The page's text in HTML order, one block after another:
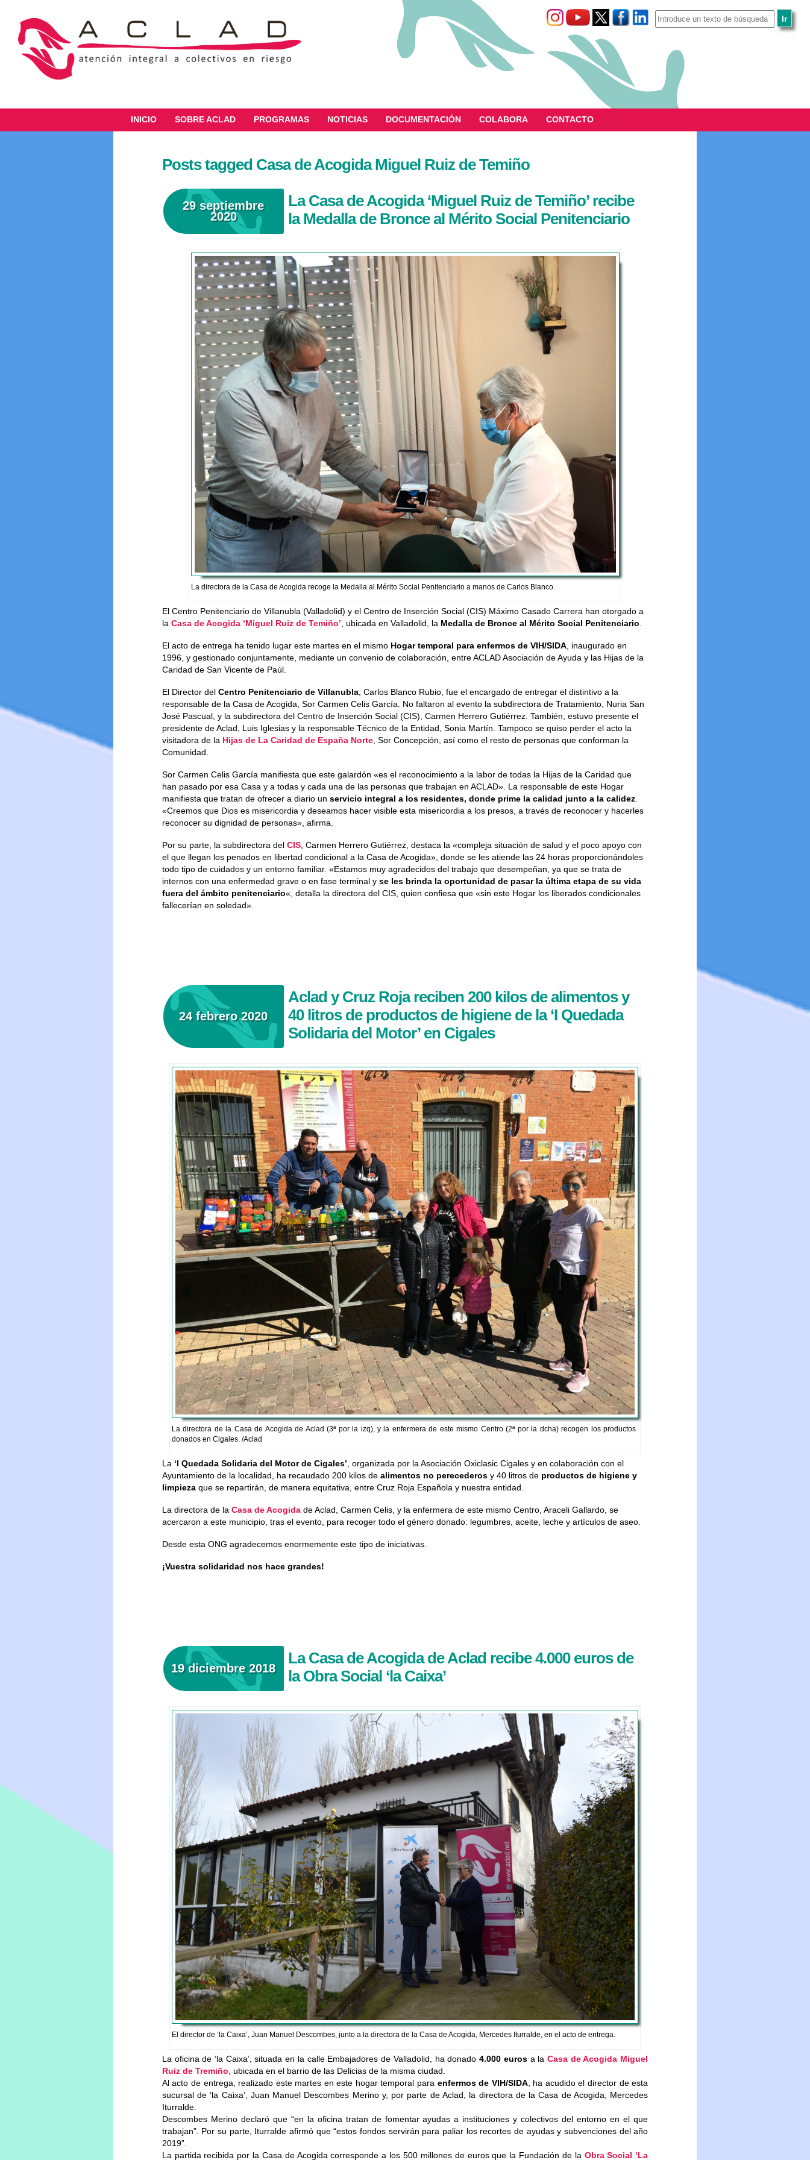
INICIO SOBRE ACLAD PROGRAMAS NOTICIAS DOCUMENTACIÓN COLABORA CONTACTO
Posts tagged Casa de Acogida Miguel Ruiz de Temiño
29 septiembre
2020
La Casa de Acogida ‘Miguel Ruiz de Temiño’ recibe
la Medalla de Bronce al Mérito Social Penitenciario
La directora de la Casa de Acogida recoge la Medalla al Mérito Social Penitenciario a manos de Carlos Blanco.
El Centro Penitenciario de Villanubla (Valladolid) y el Centro de Inserción Social (CIS) Máximo Casado Carrera han otorgado a
la Casa de Acogida ‘Miguel Ruiz de Temiño’ , ubicada en Valladolid, la Medalla de Bronce al Mérito Social Penitenciario
El acto de entrega ha tenido lugar este martes en el mismo Hogar temporal para enfermos de VIH/SIDA, inaugurado en
1996, y gestionado conjuntamente, mediante un convenio de colaboración, entre ACLAD Asociación de Ayuda y las Hijas de la
Caridad de San Vicente de Paúl.
El Director del Centro Penitenciario de Villanubla, Carlos Blanco Rubio, fue el encargado de entregar el distintivo a la
responsable de la Casa de Acogida, Sor Carmen Celis García. No faltaron al evento la subdirectora de Tratamiento, Nuria San
José Pascual, y la subdirectora del Centro de Inserción Social (CIS), Carmen Herrero Gutiérrez. También, estuvo presente el
presidente de Aclad, Luis Iglesias y la responsable Técnico de la Entidad, Sonia Martín. Tampoco se quiso perder el acto la
visitadora de la Hijas de La Caridad de España Norte, Sor Concepción, así como el resto de personas que conforman la
Comunidad.
Sor Carmen Celis García manifiesta que este galardón «es el reconocimiento a la labor de todas la Hijas de la Caridad que
han pasado por esa Casa y a todas y cada una de las personas que trabajan en ACLAD». La responsable de este Hogar
manifiesta que tratan de ofrecer a diario un servicio integral a los residentes, donde prime la calidad junto a la calidez.
«Creemos que Dios es misericordia y deseamos hacer visible esta misericordia a los presos, a través de reconocer y hacerles
reconocer su dignidad de personas», afirma.
Por su parte, la subdirectora del CIS, Carmen Herrero Gutiérrez, destaca la «compleja situación de salud y el poco apoyo con
el que llegan los penados en libertad condicional a la Casa de Acogida», donde se les atiende las 24 horas proporcionándoles
todo tipo de cuidados y un entorno familiar. «Estamos muy agradecidos del trabajo que desempeñan, ya que se trata de
internos con una enfermedad grave o en fase terminal y se les brinda la oportunidad de pasar la última etapa de su vida
fuera del ámbito penitenciario«, detalla la directora del CIS, quien confiesa que «sin este Hogar los liberados condicionales
fallecerían en soledad».
24 febrero 2020
Aclad y Cruz Roja reciben 200 kilos de alimentos y
40 litros de productos de higiene de la ‘I Quedada
Solidaria del Motor’ en Cigales
La directora de la Casa de Acogida de Aclad (3ª por la izq), y la enfermera de este mismo Centro (2ª por la dcha) recogen los productos
donados en Cigales. /Aclad
La ‘I Quedada Solidaria del Motor de Cigales’, organizada por la Asociación Oxiclasic Cigales y en colaboración con el
Ayuntamiento de la localidad, ha recaudado 200 kilos dealimentos no perecederos y 40 litros deproductos de higiene y
limpieza que se repartirán, de manera equitativa, entre Cruz Roja Española y nuestra entidad.
La directora de la Casa de Acogidade Aclad, Carmen Celis, y la enfermera de este mismo Centro, Araceli Gallardo, se
acercaron a este municipio, tras el evento, para recoger todo el género donado: legumbres, aceite, leche y artículos de aseo.
Desde esta ONG agradecemos enormemente este tipo de iniciativas.
¡Vuestra solidaridad nos hace grandes!
19 diciembre 2018
La Casa de Acogida de Aclad recibe 4.000 euros de
la Obra Social ‘la Caixa’
El director de ‘la Caixa’, Juan Manuel Descombes, junto a la directora de la Casa de Acogida, Mercedes Iturralde, en el acto de entrega.
La oficina de ‘la Caixa’, situada en la calle Embajadores de Valladolid, ha donado4.000 eurosa la Casa de Acogida Miguel
Ruiz de Tremiño , ubicada en el barrio de las Delicias de la misma ciudad.
Al acto de entrega, realizado este martes en este hogar temporal para enfermos de VIH/SIDA, ha acudido el director de esta
sucursal de ‘la Caixa’, Juan Manuel Descombes Merino y, por parte de Aclad, la directora de la Casa de Acogida, Mercedes
Iturralde.
Descombes Merino declaró que “en la oficina tratan de fomentar ayudas a instituciones y colectivos del entorno en el que
trabajan”. Por su parte, Iturralde afirmó que “estos fondos servirán para paliar los recortes de ayudas y subvenciones del año
2019”.
La partida recibida por la Casa de Acogida corresponde a los 500 millones de euros que la Fundación de la Obra Social ‘La